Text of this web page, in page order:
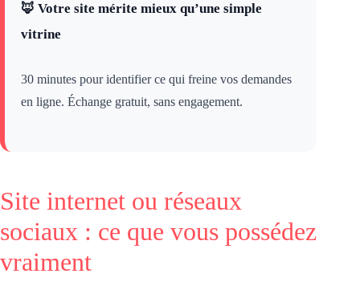
🦊 Votre site mérite mieux qu’une simple
vitrine
30 minutes pour identifier ce qui freine vos demandes
en ligne. Échange gratuit, sans engagement.
Site internet ou réseaux
sociaux : ce que vous possédez
vraiment